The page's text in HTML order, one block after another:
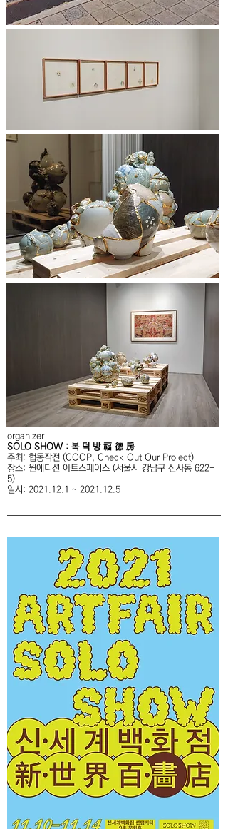
organizer
SOLO SHOW : 복 덕 방 福 德 房
주최: 협동작전 (COOP, Check Out Our Project)
장소: 원에디션 아트스페이스 (서울시 강남구 신사동 622-
5)
일시: 2021.12.1 ~ 2021.12.5